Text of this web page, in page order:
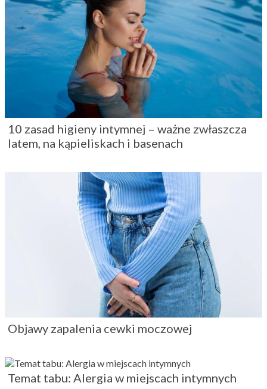
10 zasad higieny intymnej – ważne zwłaszcza
latem, na kąpieliskach i basenach
Objawy zapalenia cewki moczowej
Temat tabu: Alergia w miejscach intymnych